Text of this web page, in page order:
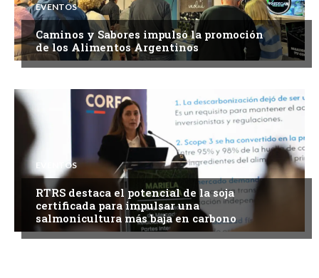
EVENTOS
Caminos y Sabores impulsó la promoción
de los Alimentos Argentinos
EVENTOS
RTRS destaca el potencial de la soja
certificada para impulsar una
salmonicultura más baja en carbono